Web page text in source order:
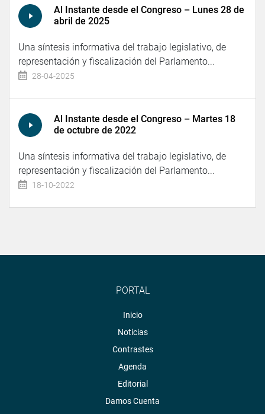
Al Instante desde el Congreso – Lunes 28 de
abril de 2025
Una síntesis informativa del trabajo legislativo, de
representación y fiscalización del Parlamento...
28-04-2025
Al Instante desde el Congreso – Martes 18
de octubre de 2022
Una síntesis informativa del trabajo legislativo, de
representación y fiscalización del Parlamento...
18-10-2022
PORTAL
Inicio
Noticias
Contrastes
Agenda
Editorial
Damos Cuenta